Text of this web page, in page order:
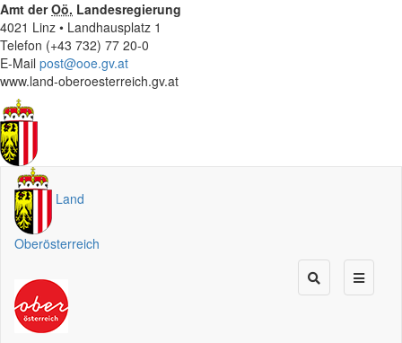
Amt derOö. Landesregierung
4021 Linz • Landhausplatz 1
Telefon (+43 732) 77 20-0
E-Mail post@ooe.gv.at
www.land-oberoesterreich.gv.at
Land
Oberösterreich